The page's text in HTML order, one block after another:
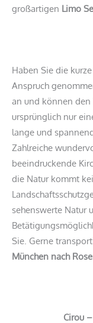
großartigen Limo
Haben Sie die
Anspruch
an und können
ursprünglich nur
lange und
Zahlreiche
beeindruckende
die Natur kommt
sehenswerte Natur
Sie. Gerne
München nach
Cirou